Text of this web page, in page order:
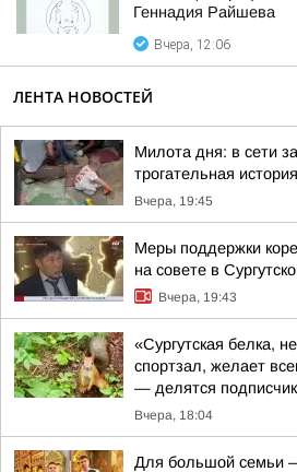
Геннадия Райшева
Вчера, 12:06
ЛЕНТА НОВОСТЕЙ
Милота дня: в сети
трогательная
Вчера, 19:45
Меры поддержки
на совете в
Вчера, 19:43
«Сургутская белка,
спортзал, желает
— делятся
Вчера, 18:04
Для большой семьи